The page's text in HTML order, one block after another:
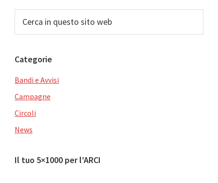
Barra
laterale
questo
web
Categorie
Bandi e Avvisi
Campagne
Circoli
News
Il tuo 5×1000 per l’ARCI